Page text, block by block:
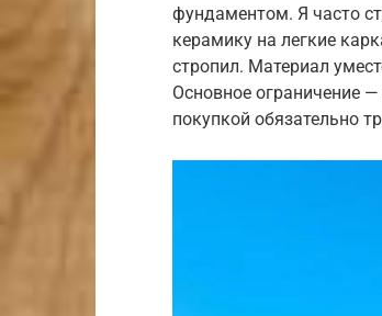
фундаментом. Я часто
керамику на легкие
стропил. Материал
Основное ограничение
покупкой обязательно